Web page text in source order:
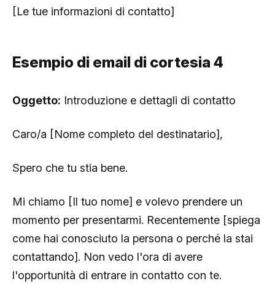
[Le tue informazioni di contatto]
Esempio di email di cortesia 4
Oggetto: Introduzione e dettagli di contatto
Caro/a [Nome completo del destinatario],
Spero che tu stia bene.
Mi chiamo [Il tuo nome] e volevo prendere un
momento per presentarmi. Recentemente [spiega
come hai conosciuto la persona o perché la stai
contattando]. Non vedo l'ora di avere
l'opportunità di entrare in contatto con te.